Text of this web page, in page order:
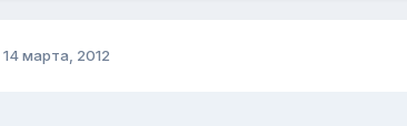
14 марта, 2012